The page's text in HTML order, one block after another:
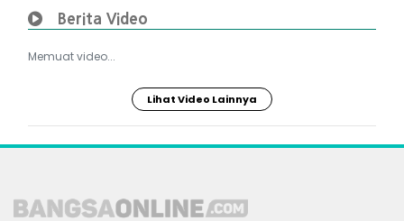
Berita Video
Memuat video...
Lihat Video Lainnya